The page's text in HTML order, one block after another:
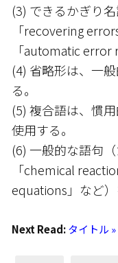
(3) できるかぎり
「recovering
「automatic error
(4) 省略形は、一
る。
(5) 複合語は、慣
使用する。
(6) 一般的な語句
「chemical
equations」など）
Next Read:タイトル »